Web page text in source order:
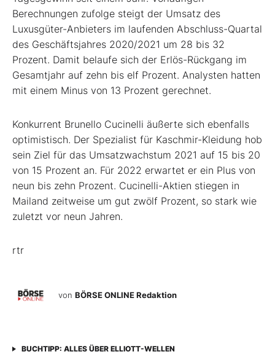
Berechnungen zufolge steigt der Umsatz des
Luxusgüter-Anbieters im laufenden Abschluss-Quartal
des Geschäftsjahres 2020/2021 um 28 bis 32
Prozent. Damit belaufe sich der Erlös-Rückgang im
Gesamtjahr auf zehn bis elf Prozent. Analysten hatten
mit einem Minus von 13 Prozent gerechnet.
Konkurrent Brunello Cucinelli äußerte sich ebenfalls
optimistisch. Der Spezialist für Kaschmir-Kleidung hob
sein Ziel für das Umsatzwachstum 2021 auf 15 bis 20
von 15 Prozent an. Für 2022 erwartet er ein Plus von
neun bis zehn Prozent. Cucinelli-Aktien stiegen in
Mailand zeitweise um gut zwölf Prozent, so stark wie
zuletzt vor neun Jahren.
rtr
von BÖRSE ONLINE Redaktion
BUCHTIPP: ALLES ÜBER ELLIOTT-WELLEN